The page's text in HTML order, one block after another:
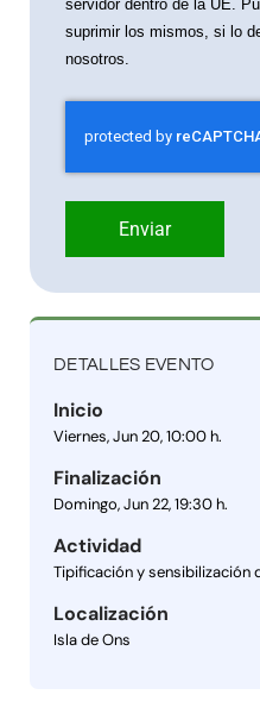
servidor dentro de la UE.
suprimir los mismos, si lo
nosotros.
Enviar
DETALLES EVENTO
Inicio
Viernes, Jun 20, 10:00 h.
Finalización
Domingo, Jun 22, 19:30 h.
Actividad
Tipificación y sensibilización
Localización
Isla de Ons